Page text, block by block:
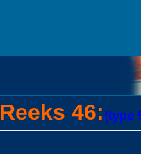
Reeks 46: (type